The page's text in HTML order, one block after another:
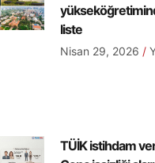
liste
Nisan 29, 2026
TÜİK istihdam